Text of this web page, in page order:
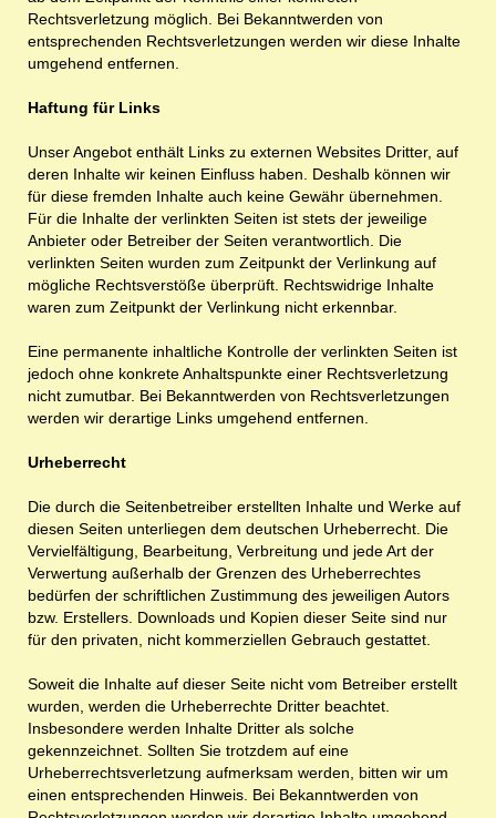
Rechtsverletzung möglich. Bei Bekanntwerden von
entsprechenden Rechtsverletzungen werden wir diese Inhalte
umgehend entfernen.
Haftung für Links
Unser Angebot enthält Links zu externen Websites Dritter, auf
deren Inhalte wir keinen Einfluss haben. Deshalb können wir
für diese fremden Inhalte auch keine Gewähr übernehmen.
Für die Inhalte der verlinkten Seiten ist stets der jeweilige
Anbieter oder Betreiber der Seiten verantwortlich. Die
verlinkten Seiten wurden zum Zeitpunkt der Verlinkung auf
mögliche Rechtsverstöße überprüft. Rechtswidrige Inhalte
waren zum Zeitpunkt der Verlinkung nicht erkennbar.
Eine permanente inhaltliche Kontrolle der verlinkten Seiten ist
jedoch ohne konkrete Anhaltspunkte einer Rechtsverletzung
nicht zumutbar. Bei Bekanntwerden von Rechtsverletzungen
werden wir derartige Links umgehend entfernen.
Urheberrecht
Die durch die Seitenbetreiber erstellten Inhalte und Werke auf
diesen Seiten unterliegen dem deutschen Urheberrecht. Die
Vervielfältigung, Bearbeitung, Verbreitung und jede Art der
Verwertung außerhalb der Grenzen des Urheberrechtes
bedürfen der schriftlichen Zustimmung des jeweiligen Autors
bzw. Erstellers. Downloads und Kopien dieser Seite sind nur
für den privaten, nicht kommerziellen Gebrauch gestattet.
Soweit die Inhalte auf dieser Seite nicht vom Betreiber erstellt
wurden, werden die Urheberrechte Dritter beachtet.
Insbesondere werden Inhalte Dritter als solche
gekennzeichnet. Sollten Sie trotzdem auf eine
Urheberrechtsverletzung aufmerksam werden, bitten wir um
einen entsprechenden Hinweis. Bei Bekanntwerden von